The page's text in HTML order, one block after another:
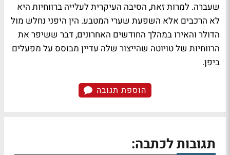
שעברה. למרות זאת, הסיבה העיקרית לעלייה ברווחיות היא
לא הרכבים אלא השפעת שערי המטבע. הין היפני נחלש מול
הדולר והאירו במהלך החודשים האחרונים, דבר ששיפר את
הרווחיות של טויוטה שהייצור שלה עדיין מבוסס על מפעלים
ביפן.
הוספת תגובה
תגובות לכתבה: